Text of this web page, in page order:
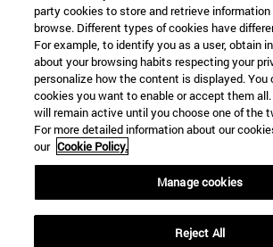
party cookies to store and retrieve information
browse. Different types of cookies have
For example, to identify you as a user, obtain
about your browsing habits respecting your
personalize how the content is displayed.
cookies you want to enable or accept them
will remain active until you choose one of the
For more detailed information about our
our Cookie Policy.
Manage cookies
Reject All